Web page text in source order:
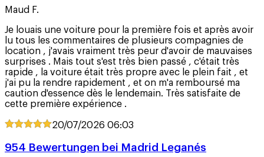
Maud F.
Je louais une voiture pour la première fois et après avoir
lu tous les commentaires de plusieurs compagnies de
location , j'avais vraiment très peur d'avoir de mauvaises
surprises . Mais tout s'est très bien passé , c'était très
rapide , la voiture était très propre avec le plein fait , et
j'ai pu la rendre rapidement , et on m'a remboursé ma
caution d'essence dès le lendemain. Très satisfaite de
cette première expérience .
20/07/2026 06:03
954 Bewertungen bei Madrid Leganés